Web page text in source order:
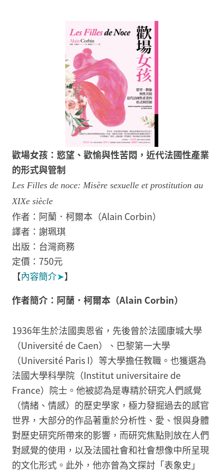
歡場女孩：慾望、歡愉與性苦悶，近代法國性產業
的形式與管制
Les Filles de noce: Misère sexuelle et prostitution au
XIXe siècle
作者：阿蘭．柯爾本（Alain Corbin）
譯者：謝珮琪
出版：台灣商務
定價：750元
【內容簡介➤】
作者簡介：阿蘭．柯爾本（Alain Corbin）
1936年生於法國奧恩省，先後曾於法國康城大學
（Université de Caen）、巴黎第一大學
（Université Paris I）等大學擔任教職。也獲選為
法國大學科學院（Institut universitaire de
France）院士。他被認為是專精於研究人們感覺
（情緒、情感）的歷史學家，極力發掘過去的感官
世界，大部分的作品著重於分析性、愛、恨與身體
對歷史研究所帶來的影響，而研究焦點則放在人們
對感覺的使用，以及法國社會和社會想像中所呈現
的文化形式。此外，他亦曾為文探討「表象史」